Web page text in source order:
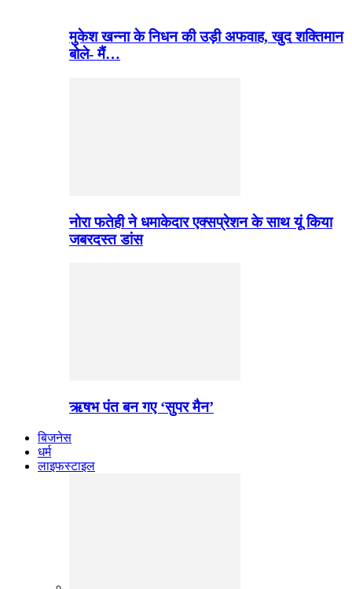
मुकेश खन्ना के निधन की उड़ी अफवाह, खुद शक्तिमान
बोले- मैं…
नोरा फतेही ने धमाकेदार एक्सप्रेशन के साथ यूं किया
जबरदस्त डांस
ऋषभ पंत बन गए ‘सुपर मैन’
बिजनेस
धर्म
लाइफस्टाइल